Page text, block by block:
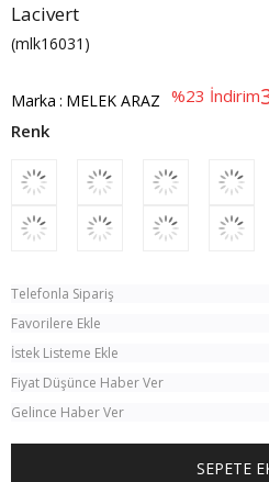
Lacivert
(mlk16031)
Marka : MELEK ARAZ %23 İndirim
Telefonla Sipariş
Favorilere Ekle
İstek Listeme Ekle
Fiyat Düşünce Haber Ver
Gelince Haber Ver